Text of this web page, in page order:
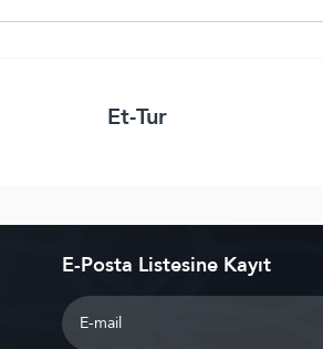
Et-Tur
E-Posta Listesine Kayıt